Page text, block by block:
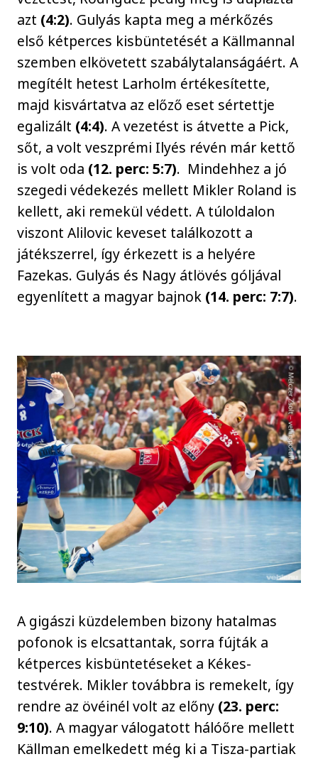
azt (4:2). Gulyás kapta meg a mérkőzés
első kétperces kisbüntetését a Källmannal
szemben elkövetett szabálytalanságáért. A
megítélt hetest Larholm értékesítette,
majd kisvártatva az előző eset sértettje
egalizált (4:4). A vezetést is átvette a Pick,
sőt, a volt veszprémi Ilyés révén már kettő
is volt oda (12. perc: 5:7). Mindehhez a jó
szegedi védekezés mellett Mikler Roland is
kellett, aki remekül védett. A túloldalon
viszont Alilovic keveset találkozott a
játékszerrel, így érkezett is a helyére
Fazekas. Gulyás és Nagy átlövés góljával
egyenlített a magyar bajnok (14. perc: 7:7).
A gigászi küzdelemben bizony hatalmas
pofonok is elcsattantak, sorra fújták a
kétperces kisbüntetéseket a Kékes-
testvérek. Mikler továbbra is remekelt, így
rendre az övéinél volt az előny (23. perc:
9:10). A magyar válogatott hálóőre mellett
Källman emelkedett még ki a Tisza-partiak